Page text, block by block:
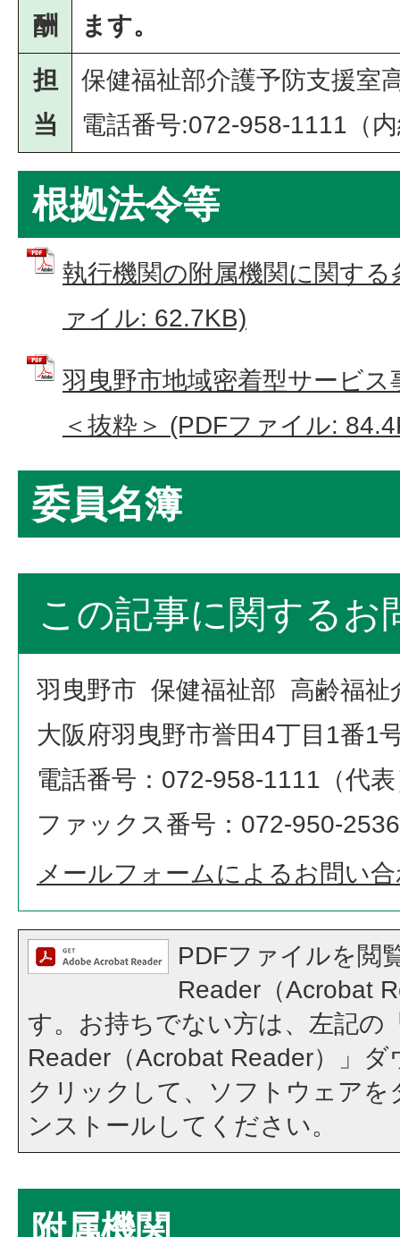
酬
ます。
担
当
保健福祉部介護予防支援室
電話番号:072-958-1111（
根拠法令等
執行機関の附属機関に関す
ァイル: 62.7KB)
羽曳野市地域密着型サービス
＜抜粋＞ (PDFファイル:
委員名簿
この記事に関するお
羽曳野市 保健福祉部 高齢福祉
大阪府羽曳野市誉田4丁目1番1
電話番号：072-958-1111（代
ファックス番号：072-950-2536
メールフォームによるお問い
PDFファイルを閲
Reader（Acrobat
す。お持ちでない方は、左記の
Reader（Acrobat Reader）」
クリックして、ソフトウェア
ンストールしてください。
附属機関